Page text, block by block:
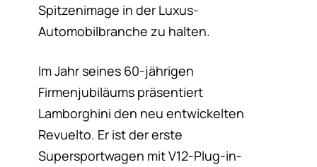
Spitzenimage in der Luxus-
Automobilbranche zu halten.
Im Jahr seines 60-jährigen
Firmenjubiläums präsentiert
Lamborghini den neu entwickelten
Revuelto. Er ist der erste
Supersportwagen mit V12-Plug-in-